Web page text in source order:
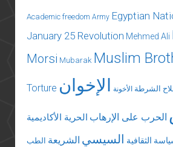
Academic freedom Army Egyptian
January 25 Revolution Mehmed Ali
Morsi Mubarak Muslim
Torture الشرطة الأخونة الإخوان
الحرب على الإرهاب الحرية الأكاديمية
الثقافية السيسي الشريعة الطب